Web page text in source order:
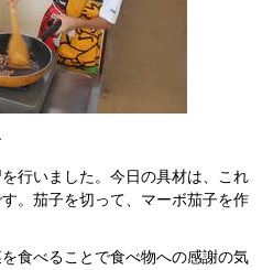
行いました。今日の具材は、これ
。茄子を切って、マーボ茄子を作
食べることで食べ物への感謝の気